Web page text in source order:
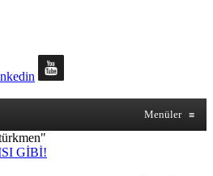
Menüler ≡